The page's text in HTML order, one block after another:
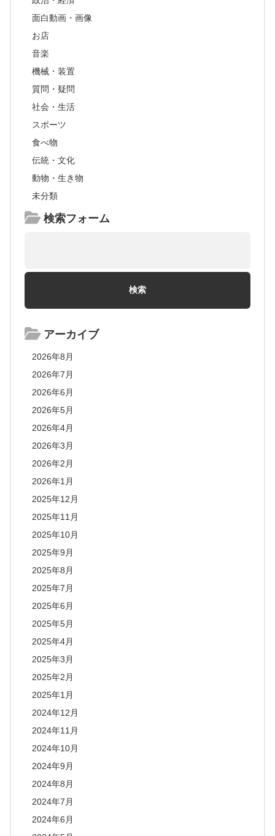
面白動画・画像
お店
音楽
機械・装置
質問・疑問
社会・生活
スポーツ
食べ物
伝統・文化
動物・生き物
未分類
検索フォーム
アーカイブ
2026年8月
2026年7月
2026年6月
2026年5月
2026年4月
2026年3月
2026年2月
2026年1月
2025年12月
2025年11月
2025年10月
2025年9月
2025年8月
2025年7月
2025年6月
2025年5月
2025年4月
2025年3月
2025年2月
2025年1月
2024年12月
2024年11月
2024年10月
2024年9月
2024年8月
2024年7月
2024年6月